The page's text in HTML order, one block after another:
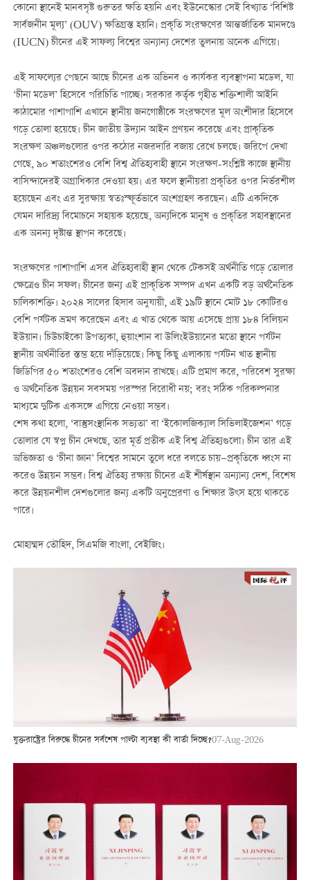
কোনো স্থানেই মানবসৃষ্ট গুরুতর ক্ষতি হয়নি এবং ইউনেস্কোর সেই বিখ্যাত ‘বিশিষ্ট
সার্বজনীন মূল্য’ (OUV) ক্ষতিগ্রস্ত হয়নি। প্রকৃতি সংরক্ষণের আন্তর্জাতিক মানদণ্ডে
(IUCN) চীনের এই সাফল্য বিশ্বের অন্যান্য দেশের তুলনায় অনেক এগিয়ে।
এই সাফল্যের পেছনে আছে চীনের এক অভিনব ও কার্যকর ব্যবস্থাপনা মডেল, যা
‘চীনা মডেল’ হিসেবে পরিচিতি পাচ্ছে। সরকার কর্তৃক গৃহীত শক্তিশালী আইনি
কাঠামোর পাশাপাশি এখানে স্থানীয় জনগোষ্ঠীকে সংরক্ষণের মূল অংশীদার হিসেবে
গড়ে তোলা হয়েছে। চীন জাতীয় উদ্যান আইন প্রণয়ন করেছে এবং প্রাকৃতিক
সংরক্ষণ অঞ্চলগুলোর ওপর কঠোর নজরদারি বজায় রেখে চলছে। জরিপে দেখা
গেছে, ৯০ শতাংশেরও বেশি বিশ্ব ঐতিহ্যবাহী স্থানে সংরক্ষণ-সংশ্লিষ্ট কাজে স্থানীয়
বাসিন্দাদেরই অগ্রাধিকার দেওয়া হয়। এর ফলে স্থানীয়রা প্রকৃতির ওপর নির্ভরশীল
হয়েছেন এবং এর সুরক্ষায় স্বতঃস্ফূর্তভাবে অংশগ্রহণ করছেন। এটি একদিকে
যেমন দারিদ্র্য বিমোচনে সহায়ক হয়েছে, অন্যদিকে মানুষ ও প্রকৃতির সহাবস্থানের
এক অনন্য দৃষ্টান্ত স্থাপন করেছে।
সংরক্ষণের পাশাপাশি এসব ঐতিহ্যবাহী স্থান থেকে টেকসই অর্থনীতি গড়ে তোলার
ক্ষেত্রেও চীন সফল। চীনের জন্য এই প্রাকৃতিক সম্পদ এখন একটি বড় অর্থনৈতিক
চালিকাশক্তি। ২০২৪ সালের হিসাব অনুযায়ী, এই ১৯টি স্থানে মোট ১৮ কোটিরও
বেশি পর্যটক ভ্রমণ করেছেন এবং এ খাত থেকে আয় এসেছে প্রায় ১৮৪ বিলিয়ন
ইউয়ান। চিউচাইকো উপত্যকা, হুয়াংশান বা উলিংইউয়ানের মতো স্থানে পর্যটন
স্থানীয় অর্থনীতির স্তম্ভ হয়ে দাঁড়িয়েছে। কিছু কিছু এলাকায় পর্যটন খাত স্থানীয়
জিডিপির ৫০ শতাংশেরও বেশি অবদান রাখছে। এটি প্রমাণ করে, পরিবেশ সুরক্ষা
ও অর্থনৈতিক উন্নয়ন সবসময় পরস্পর বিরোধী নয়; বরং সঠিক পরিকল্পনার
মাধ্যমে দুটিক একসঙ্গে এগিয়ে নেওয়া সম্ভব।
শেষ কথা হলো, ‘বাস্তুসংস্থানিক সভ্যতা’ বা ‘ইকোলজিক্যাল সিভিলাইজেশন’ গড়ে
তোলার যে স্বপ্ন চীন দেখছে, তার মূর্ত প্রতীক এই বিশ্ব ঐতিহ্যগুলো। চীন তার এই
অভিজ্ঞতা ও ‘চীনা জ্ঞান’ বিশ্বের সামনে তুলে ধরে বলতে চায়—প্রকৃতিকে ধ্বংস না
করেও উন্নয়ন সম্ভব। বিশ্ব ঐতিহ্য রক্ষায় চীনের এই শীর্ষস্থান অন্যান্য দেশ, বিশেষ
করে উন্নয়নশীল দেশগুলোর জন্য একটি অনুপ্রেরণা ও শিক্ষার উৎস হয়ে থাকতে
পারে।
মোহাম্মদ তৌহিদ, সিএমজি বাংলা, বেইজিং।
যুক্তরাষ্ট্রের বিরুদ্ধে চীনের সর্বশেষ পাল্টা ব্যবস্থা কী বার্তা দিচ্ছে?07-Aug-2026